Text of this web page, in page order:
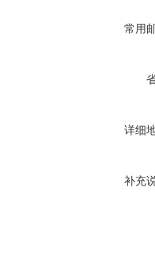
常用
详细
补充